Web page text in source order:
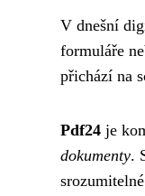
V dnešní
formuláře
přichází na
Pdf24 je
dokumenty.